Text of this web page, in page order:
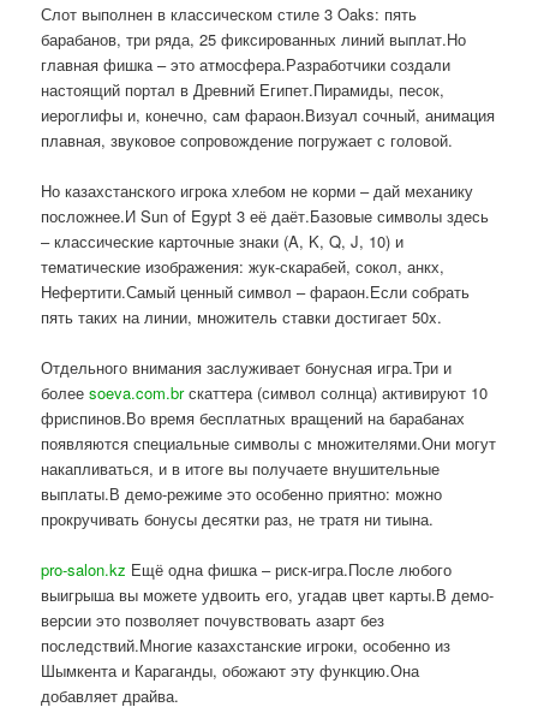
Слот выполнен в классическом стиле 3 Oaks: пять
барабанов, три ряда, 25 фиксированных линий выплат.Но
главная фишка – это атмосфера.Разработчики создали
настоящий портал в Древний Египет.Пирамиды, песок,
иероглифы и, конечно, сам фараон.Визуал сочный, анимация
плавная, звуковое сопровождение погружает с головой.
Но казахстанского игрока хлебом не корми – дай механику
посложнее.И Sun of Egypt 3 её даёт.Базовые символы здесь
– классические карточные знаки (A, K, Q, J, 10) и
тематические изображения: жук-скарабей, сокол, анкх,
Нефертити.Самый ценный символ – фараон.Если собрать
пять таких на линии, множитель ставки достигает 50x.
Отдельного внимания заслуживает бонусная игра.Три и
болееsoeva.com.brскаттера (символ солнца) активируют 10
фриспинов.Во время бесплатных вращений на барабанах
появляются специальные символы с множителями.Они могут
накапливаться, и в итоге вы получаете внушительные
выплаты.В демо-режиме это особенно приятно: можно
прокручивать бонусы десятки раз, не тратя ни тиына.
pro-salon.kz Ещё одна фишка – риск-игра.После любого
выигрыша вы можете удвоить его, угадав цвет карты.В демо-
версии это позволяет почувствовать азарт без
последствий.Многие казахстанские игроки, особенно из
Шымкента и Караганды, обожают эту функцию.Она
добавляет драйва.